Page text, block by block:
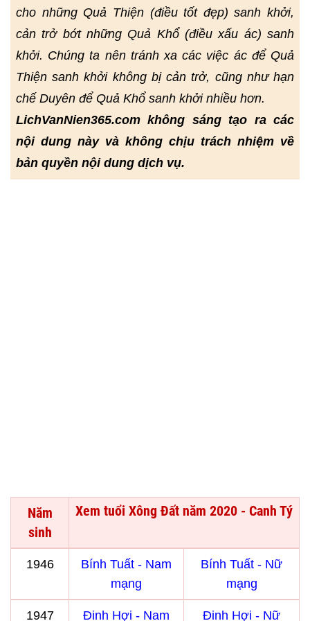
cho những Quả Thiện (điều tốt đẹp) sanh khởi,
cản trở bớt những Quả Khổ (điều xấu ác) sanh
khởi. Chúng ta nên tránh xa các việc ác để Quả
Thiện sanh khởi không bị cản trở, cũng như hạn
chế Duyên để Quả Khổ sanh khởi nhiều hơn.
LichVanNien365.com không sáng tạo ra các
nội dung này và không chịu trách nhiệm về
bản quyền nội dung dịch vụ.
Năm
sinh
Xem tuổi Xông Đất năm 2020 - Canh Tý
1946
Bính Tuất - Nam
mạng
Bính Tuất - Nữ
mạng
1947 Đinh Hợi - Nam Đinh Hợi - Nữ